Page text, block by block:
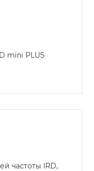
mini PLUS
частоты IRD,